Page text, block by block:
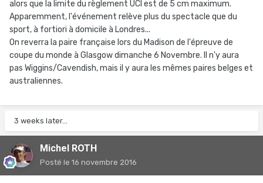
alors que la limite du règlement UCI est de 5 cm maximum.
Apparemment, l'événement relève plus du spectacle que du
sport, à fortiori à domicile à Londres...
On reverra la paire française lors du Madison de l'épreuve de
coupe du monde à Glasgow dimanche 6 Novembre. Il n'y aura
pas Wiggins/Cavendish, mais il y aura les mêmes paires belges et
australiennes.
3 weeks later...
Michel ROTH
Posté le 16 novembre 2016